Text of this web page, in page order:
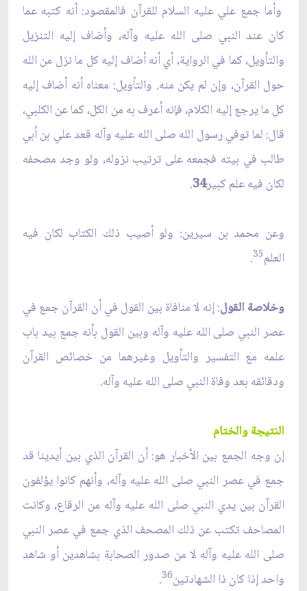
وأما جمع علي عليه السلام للقرآن فالمقصود: أنه كتبه عما
كان عند النبي صلى الله عليه وآله، وأضاف إليه التنزيل
والتأويل، كما في الرواية، أي أنه أضاف إليه كل ما نزل من الله
حول القرآن، وإن لم يكن منه. والتأويل: معناه أنه أضاف إليه
كل ما يرجع إليه الكلام، فإنه أعرف به من الكل، كما عن الكلبي،
قال: لما توفي رسول الله صلى الله عليه وآله قعد علي بن أبي
طالب في بيته فجمعه على ترتيب نزوله، ولو وجد مصحفه
لكان فيه علم كبير34
.
وعن محمد بن سيرين: ولو أصيب ذلك الكتاب لكان فيه
العلم35
.
وخلاصة القول: إنه لا منافاة بين القول في أن القرآن جمع في
عصر النبي صلى الله عليه وآله وبين القول بأنه جمع بيد باب
علمه مع التفسير والتأويل وغيرهما من خصائص القرآن
ودقائقه بعد وفاة النبي صلى الله عليه وآله.
النتيجة والختام
إن وجه الجمع بين الأخبار هو: أن القرآن الذي بين أيدينا قد
جمع في عصر النبي صلى الله عليه وآله، وأنهم كانوا يؤلفون
القرآن بين يدي النبي صلى الله عليه وآله من الرقاع، وكانت
المصاحف تكتب عن ذلك المصحف الذي جمع في عصر النبي
صلى الله عليه وآله لا من صدور الصحابة بشاهدين أو شاهد
واحد إذا كان ذا الشهادتين36
.